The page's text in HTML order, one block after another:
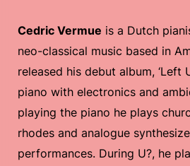
Cedric Vermue is a Dutch
neo-classical music based in
released his debut album, ‘Left
piano with electronics and
playing the piano he plays
rhodes and analogue
performances. During U?, he